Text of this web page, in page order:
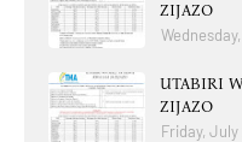
ZIJAZO
UTABIRI
ZIJAZO
Friday, July